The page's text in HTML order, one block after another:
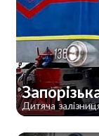
Дитяча